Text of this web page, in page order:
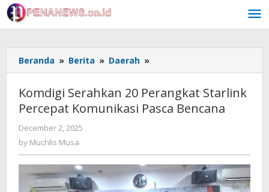
Skip
to
content
Beranda » Berita » Daerah »
Serahkan
Perangkat
Starlink
Komdigi Serahkan 20 Perangkat Starlink
Percepat Komunikasi Pasca Bencana
December 2, 2025
by Muchlis Musa